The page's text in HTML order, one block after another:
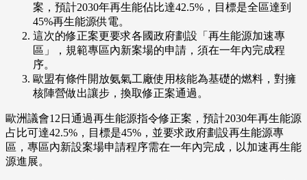
案，預計2030年再生能佔比達42.5%，目標是全區達到
45%再生能源供電。
這次的修正案更要求各國政府劃設「再生能源加速專
區」，規範專區內新案場的申請，須在一年內完成程
序。
歐盟有條件開放氨氣工廠使用核能為基礎的燃料，對擁
核陣營做出讓步，換取修正案通過。
歐洲議會12日通過再生能源指令修正案，預計2030年再生能源
占比可達42.5%，目標是45%，並要求政府劃設再生能源專
區，專區內新設案場申請程序需在一年內完成，以加速再生能
源進展。